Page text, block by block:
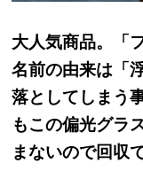
大人気商品。「
名前の由来は「
落としてしまう
もこの偏光グラ
まないので回収